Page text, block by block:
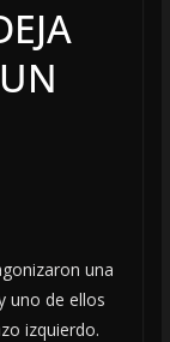
una
uno de ellos
izquierdo.